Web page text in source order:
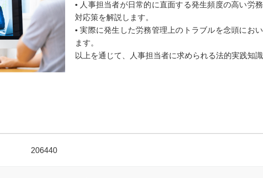
• 人事担当者が日常的に直面する発生頻度の高い労
対応策を解説します。
• 実際に発生した労務管理上のトラブルを念頭にお
ます。
以上を通じて、人事担当者に求められる法的実践知
206440